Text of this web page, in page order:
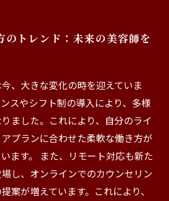
のトレンド：未来の美容師を
、大きな変化の時を迎えていま
スやシフト制の導入により、多様
ました。これにより、自分のライ
プランに合わせた柔軟な働き方が
ます。 また、リモート対応も新た
し、オンラインでのカウンセリン
案が増えています。これにより、